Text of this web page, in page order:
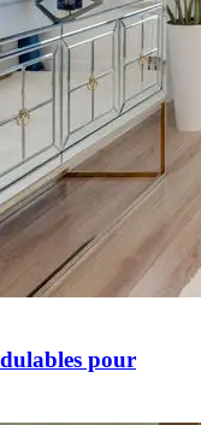
pour